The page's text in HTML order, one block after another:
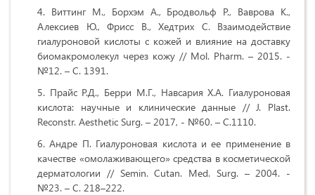
Виттинг М., Борхэм А., Бродвольф Р., Ваврова К.,
Алексиев Ю., Фрисс В., Хедтрих С. ​​Взаимодействие
гиалуроновой кислоты с кожей и влияние на доставку
биомакромолекул через кожу // Mol. Pharm. – 2015. -
№12. – С. 1391.
Прайс Р.Д., Берри М.Г., Навсария Х.А. Гиалуроновая
кислота: научные и клинические данные // J. Plast.
Reconstr. Aesthetic Surg. – 2017, - №60. – С.1110.
Андре П. Гиалуроновая кислота и ее применение в
качестве «омолаживающего» средства в косметической
дерматологии // Semin. Cutan. Med. Surg. – 2004. -
№23. – С. 218–222.